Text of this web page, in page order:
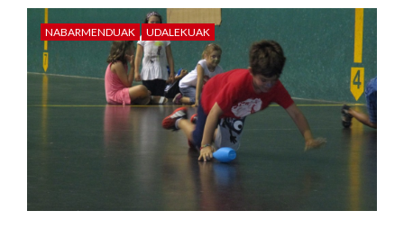
NABARMENDUAK UDALEKUAK